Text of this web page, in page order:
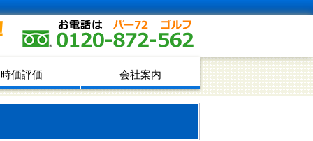
時価評価 会社案内